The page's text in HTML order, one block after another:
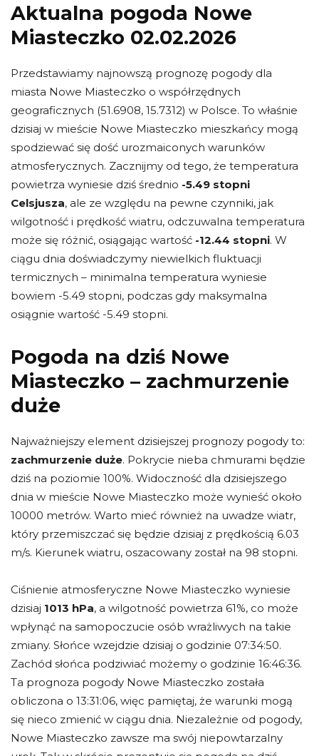
Aktualna pogoda Nowe
Miasteczko 02.02.2026
Przedstawiamy najnowszą prognozę pogody dla
miasta Nowe Miasteczko o współrzędnych
geograficznych (51.6908, 15.7312) w Polsce. To właśnie
dzisiaj w mieście Nowe Miasteczko mieszkańcy mogą
spodziewać się dość urozmaiconych warunków
atmosferycznych. Zacznijmy od tego, że temperatura
powietrza wyniesie dziś średnio -5.49 stopni
Celsjusza, ale ze względu na pewne czynniki, jak
wilgotność i prędkość wiatru, odczuwalna temperatura
może się różnić, osiągając wartość -12.44 stopni. W
ciągu dnia doświadczymy niewielkich fluktuacji
termicznych – minimalna temperatura wyniesie
bowiem -5.49 stopni, podczas gdy maksymalna
osiągnie wartość -5.49 stopni.
Pogoda na dziś Nowe
Miasteczko – zachmurzenie
duże
Najważniejszy element dzisiejszej prognozy pogody to:
zachmurzenie duże. Pokrycie nieba chmurami będzie
dziś na poziomie 100%. Widoczność dla dzisiejszego
dnia w mieście Nowe Miasteczko może wynieść około
10000 metrów. Warto mieć również na uwadze wiatr,
który przemiszczać się będzie dzisiaj z prędkością 6.03
m/s. Kierunek wiatru, oszacowany został na 98 stopni.
Ciśnienie atmosferyczne Nowe Miasteczko wyniesie
dzisiaj 1013 hPa, a wilgotność powietrza 61%, co może
wpłynąć na samopoczucie osób wrażliwych na takie
zmiany. Słońce wzejdzie dzisiaj o godzinie 07:34:50.
Zachód słońca podziwiać możemy o godzinie 16:46:36.
Ta prognoza pogody Nowe Miasteczko została
obliczona o 13:31:06, więc pamiętaj, że warunki mogą
się nieco zmienić w ciągu dnia. Niezależnie od pogody,
Nowe Miasteczko zawsze ma swój niepowtarzalny